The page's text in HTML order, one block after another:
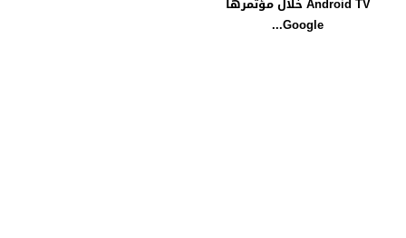
Google...